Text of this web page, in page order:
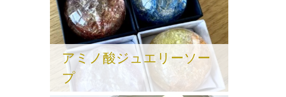
アミノ酸ジュエリーソー
プ